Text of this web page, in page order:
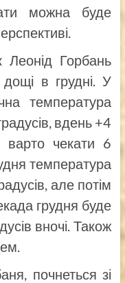
можна буде
Горбань
дощі в грудні. У
температура
вдень +4
варто чекати 6
температура
але потім
грудня буде
вночі. Також
почнеться зі